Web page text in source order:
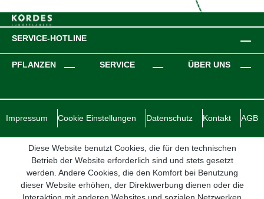
SERVICE-HOTLINE
PFLANZEN SERVICE ÜBER UNS
Impressum Cookie Einstellungen Datenschutz Kontakt AGB
Diese Website benutzt Cookies, die für den technischen
Betrieb der Website erforderlich sind und stets gesetzt
werden. Andere Cookies, die den Komfort bei Benutzung
dieser Website erhöhen, der Direktwerbung dienen oder die